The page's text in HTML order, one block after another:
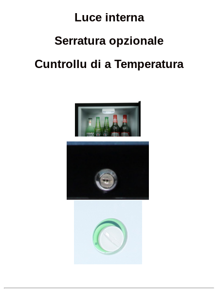
Luce interna
Serratura opzionale
Cuntrollu di a Temperatura